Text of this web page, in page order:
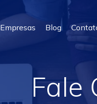
Empresas Blog
Fale